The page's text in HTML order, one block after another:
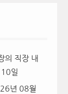
의 직장 내
일
년 08월